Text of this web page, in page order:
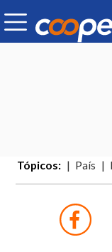
Tópicos: País